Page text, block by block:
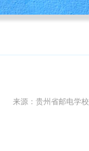
来源： 贵州省邮电学校